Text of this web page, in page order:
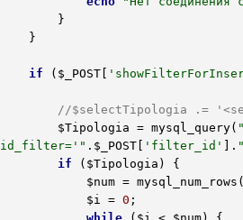
if ( $_POST[
//$selectTipologia .=
$Tipologia = mysql_query(
id_filter='" . $_POST[ 'filter_id' ].
if ( $Tipologia ) {
$num =
$i
= 0 ;
while ( $i < $num) {